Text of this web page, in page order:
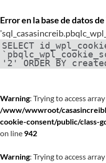
Error en la base de datos
SELECT
'2' ORDER BY
Warning: Trying to access
/www/wwwroot/
cookie-consent/public/class-
on line 942
Warning: Trying to access